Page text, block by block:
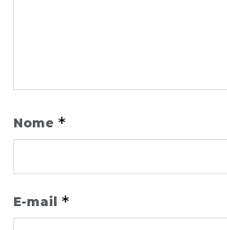
Nome *
E-mail *